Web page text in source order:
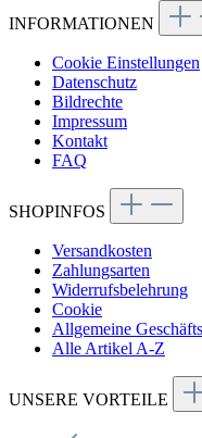
INFORMATIONEN
Cookie Einstellungen
Datenschutz
Bildrechte
Impressum
Kontakt
FAQ
SHOPINFOS
Versandkosten
Zahlungsarten
Widerrufsbelehrung
Cookie
Allgemeine
Alle Artikel A-Z
UNSERE VORTEILE